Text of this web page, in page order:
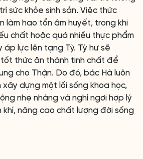
sức khỏe sinh sản. Việc thức
làm hao tổn âm huyết, trong khi
chất hoặc quá nhiều thực phẩm
lực lên tạng Tỳ. Tỳ hư sẽ
thức ăn thành tinh chất để
cho Thận. Do đó, bác Hà luôn
xây dựng một lối sống khoa học,
nhẹ nhàng và nghỉ ngơi hợp lý
nâng cao chất lượng đời sống